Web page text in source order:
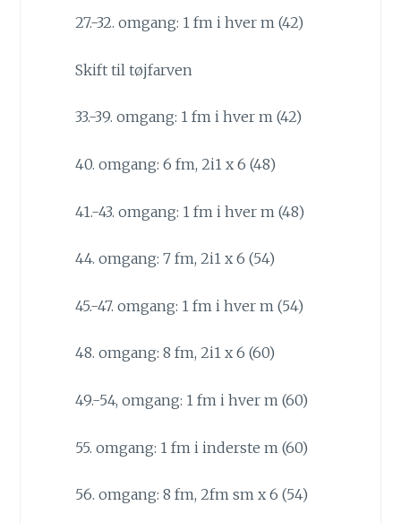
27.-32. omgang: 1 fm i hver m (42)
Skift til tøjfarven
33.-39. omgang: 1 fm i hver m (42)
40. omgang: 6 fm, 2i1 x 6 (48)
41.-43. omgang: 1 fm i hver m (48)
44. omgang: 7 fm, 2i1 x 6 (54)
45.-47. omgang: 1 fm i hver m (54)
48. omgang: 8 fm, 2i1 x 6 (60)
49.-54, omgang: 1 fm i hver m (60)
55. omgang: 1 fm i inderste m (60)
56. omgang: 8 fm, 2fm sm x 6 (54)